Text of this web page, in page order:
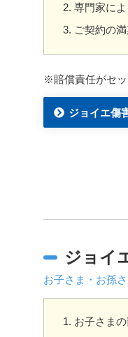
専門家に
ご契約の
※賠償責任がセッ
ジョイエ傷
ジョイ
お子さま・お孫
お子さま